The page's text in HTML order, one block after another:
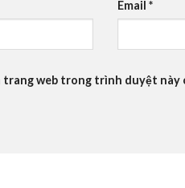
Email*
trang web trong trình duyệt này